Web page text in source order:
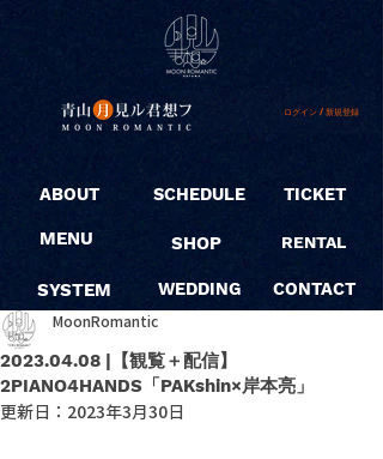
ログイン / 新規登録
ABOUT
MENU
SYSTEM
SCHEDULE
SHOP
WEDDING
TICKET
RENTAL
CONTACT
2023.04.08 |【観覧＋配信】
2PIANO4HANDS「PAKshin×岸本亮」
MoonRomantic
更新日： 2023年3月30日